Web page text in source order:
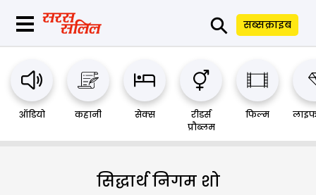
⚲ सब्सक्राइब
ऑडियो कहानी सेक्स
रीडर्स
प्रौब्लम
फिल्म
सिद्धार्थ निगम शो